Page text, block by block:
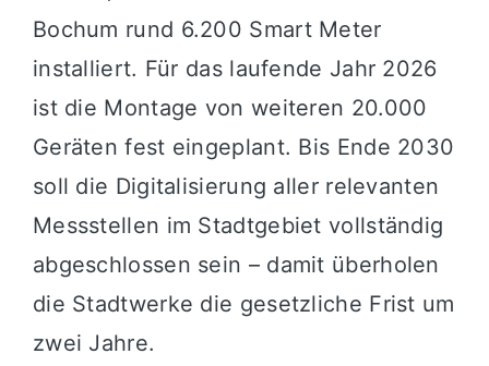
Bochum rund 6.200 Smart Meter
installiert. Für das laufende Jahr 2026
ist die Montage von weiteren 20.000
Geräten fest eingeplant. Bis Ende 2030
soll die Digitalisierung aller relevanten
Messstellen im Stadtgebiet vollständig
abgeschlossen sein – damit überholen
die Stadtwerke die gesetzliche Frist um
zwei Jahre.